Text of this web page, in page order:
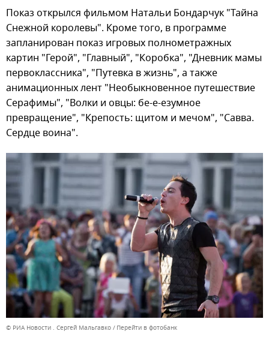
Показ открылся фильмом Натальи Бондарчук "Тайна
Снежной королевы". Кроме того, в программе
запланирован показ игровых полнометражных
картин "Герой", "Главный", "Коробка", "Дневник мамы
первоклассника", "Путевка в жизнь", а также
анимационных лент "Необыкновенное путешествие
Серафимы", "Волки и овцы: бе-е-езумное
превращение", "Крепость: щитом и мечом", "Савва.
Сердце воина".
© РИА Новости . Сергей Мальгавко Перейти в фотобанк